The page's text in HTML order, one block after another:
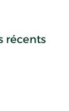
récents